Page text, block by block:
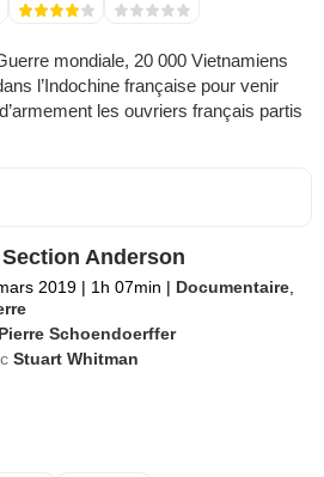
mondiale, 20 000 Vietnamiens
l’Indochine française pour venir
les ouvriers français partis
Anderson
2019 | 1h 07min | Documentaire
Pierre Schoendoerffer
Stuart Whitman